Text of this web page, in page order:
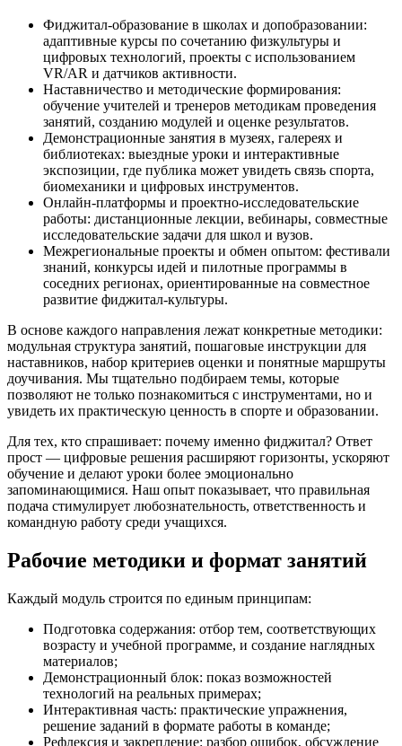
Фиджитал-образование в школах и допобразовании:
адаптивные курсы по сочетанию физкультуры и
цифровых технологий, проекты с использованием
VR/AR и датчиков активности.
Наставничество и методические формирования:
обучение учителей и тренеров методикам проведения
занятий, созданию модулей и оценке результатов.
Демонстрационные занятия в музеях, галереях и
библиотеках: выездные уроки и интерактивные
экспозиции, где публика может увидеть связь спорта,
биомеханики и цифровых инструментов.
Онлайн-платформы и проектно-исследовательские
работы: дистанционные лекции, вебинары, совместные
исследовательские задачи для школ и вузов.
Межрегиональные проекты и обмен опытом: фестивали
знаний, конкурсы идей и пилотные программы в
соседних регионах, ориентированные на совместное
развитие фиджитал‑культуры.
В основе каждого направления лежат конкретные методики:
модульная структура занятий, пошаговые инструкции для
наставников, набор критериев оценки и понятные маршруты
доучивания. Мы тщательно подбираем темы, которые
позволяют не только познакомиться с инструментами, но и
увидеть их практическую ценность в спорте и образовании.
Для тех, кто спрашивает: почему именно фиджитал? Ответ
прост — цифровые решения расширяют горизонты, ускоряют
обучение и делают уроки более эмоционально
запоминающимися. Наш опыт показывает, что правильная
подача стимулирует любознательность, ответственность и
командную работу среди учащихся.
Рабочие методики и формат занятий
Каждый модуль строится по единым принципам:
Подготовка содержания: отбор тем, соответствующих
возрасту и учебной программе, и создание наглядных
материалов;
Демонстрационный блок: показ возможностей
технологий на реальных примерах;
Интерактивная часть: практические упражнения,
решение заданий в формате работы в команде;
Рефлексия и закрепление: разбор ошибок, обсуждение